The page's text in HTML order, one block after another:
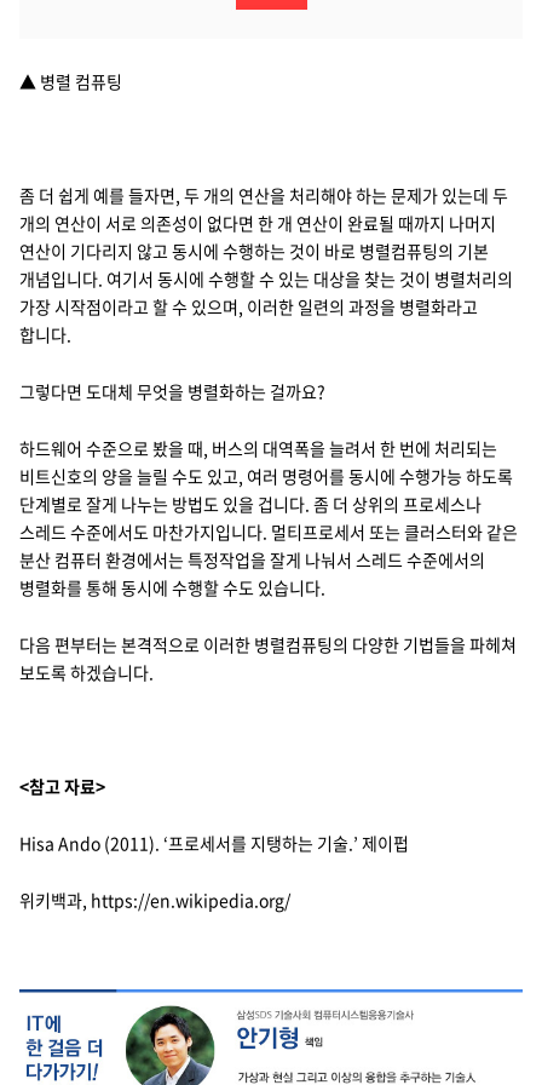
▲ 병렬 컴퓨팅
좀 더 쉽게 예를 들자면, 두 개의 연산을 처리해야 하는 문제가 있는데 두
개의 연산이 서로 의존성이 없다면 한 개 연산이 완료될 때까지 나머지
연산이 기다리지 않고 동시에 수행하는 것이 바로 병렬컴퓨팅의 기본
개념입니다. 여기서 동시에 수행할 수 있는 대상을 찾는 것이 병렬처리의
가장 시작점이라고 할 수 있으며, 이러한 일련의 과정을 병렬화라고
합니다.
그렇다면 도대체 무엇을 병렬화하는 걸까요?
하드웨어 수준으로 봤을 때, 버스의 대역폭을 늘려서 한 번에 처리되는
비트신호의 양을 늘릴 수도 있고, 여러 명령어를 동시에 수행가능 하도록
단계별로 잘게 나누는 방법도 있을 겁니다. 좀 더 상위의 프로세스나
스레드 수준에서도 마찬가지입니다. 멀티프로세서 또는 클러스터와 같은
분산 컴퓨터 환경에서는 특정작업을 잘게 나눠서 스레드 수준에서의
병렬화를 통해 동시에 수행할 수도 있습니다.
다음 편부터는 본격적으로 이러한 병렬컴퓨팅의 다양한 기법들을 파헤쳐
보도록 하겠습니다.
<참고 자료>
Hisa Ando (2011). ‘프로세서를 지탱하는 기술.’ 제이펍
위키백과, https://en.wikipedia.org/